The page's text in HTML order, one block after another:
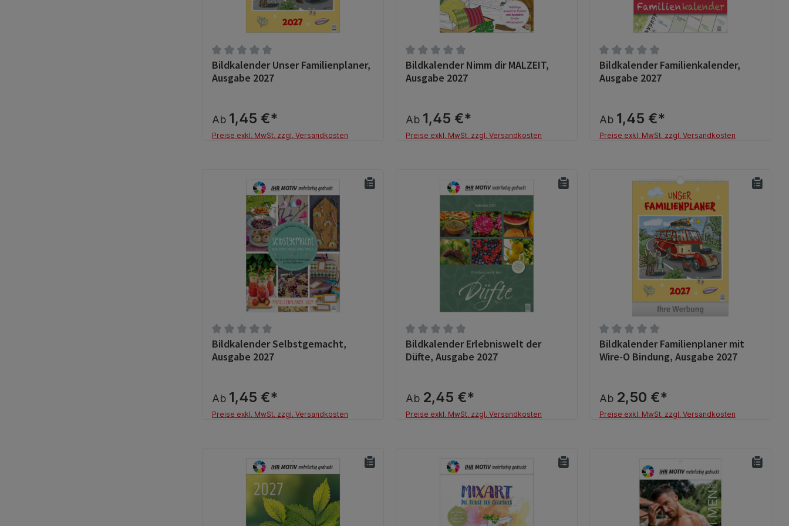
Durchschnittliche Bewertung von 0 von 5 Sternen
Bildkalender Unser Familienplaner,
Ausgabe 2027
Ab 1,45 €*
Preise exkl. MwSt. zzgl. Versandkosten
Durchschnittliche Bewertung von 0 von 5 Sternen
Bildkalender Nimm dir MALZEIT,
Ausgabe 2027
Ab 1,45 €*
Preise exkl. MwSt. zzgl. Versandkosten
Durchschnittliche Bewertung von 0 von 5
Bildkalender Familienkalender,
Ausgabe 2027
Ab 1,45 €*
Preise exkl. MwSt. zzgl. Versandkosten
Durchschnittliche Bewertung von 0 von 5 Sternen
Bildkalender Selbstgemacht,
Ausgabe 2027
Ab 1,45 €*
Preise exkl. MwSt. zzgl. Versandkosten
Durchschnittliche Bewertung von 0 von 5 Sternen
Bildkalender Erlebniswelt der
Düfte, Ausgabe 2027
Ab 2,45 €*
Preise exkl. MwSt. zzgl. Versandkosten
Durchschnittliche Bewertung von 0 von 5
Bildkalender Familienplaner mit
Wire-O Bindung, Ausgabe 2027
Ab 2,50 €*
Preise exkl. MwSt. zzgl. Versandkosten